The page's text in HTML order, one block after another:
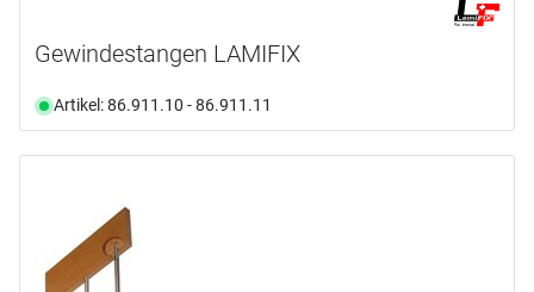
Gewindestangen LAMIFIX
Artikel: 86.911.10 - 86.911.11